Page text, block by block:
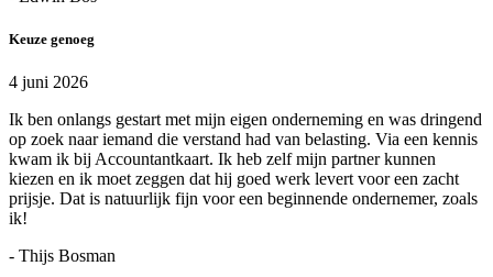
Keuze genoeg
4 juni 2026
Ik ben onlangs gestart met mijn eigen onderneming en was dringend
op zoek naar iemand die verstand had van belasting. Via een kennis
kwam ik bij Accountantkaart. Ik heb zelf mijn partner kunnen
kiezen en ik moet zeggen dat hij goed werk levert voor een zacht
prijsje. Dat is natuurlijk fijn voor een beginnende ondernemer, zoals
ik!
- Thijs Bosman